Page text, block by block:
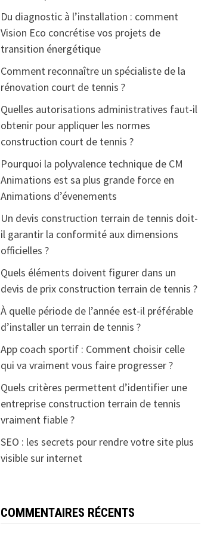
Du diagnostic à l’installation : comment
Vision Eco concrétise vos projets de
transition énergétique
Comment reconnaître un spécialiste de la
rénovation court de tennis ?
Quelles autorisations administratives faut-il
obtenir pour appliquer les normes
construction court de tennis ?
Pourquoi la polyvalence technique de CM
Animations est sa plus grande force en
Animations d’évenements
Un devis construction terrain de tennis doit-
il garantir la conformité aux dimensions
officielles ?
Quels éléments doivent figurer dans un
devis de prix construction terrain de tennis ?
À quelle période de l’année est-il préférable
d’installer un terrain de tennis ?
App coach sportif : Comment choisir celle
qui va vraiment vous faire progresser ?
Quels critères permettent d’identifier une
entreprise construction terrain de tennis
vraiment fiable ?
SEO : les secrets pour rendre votre site plus
visible sur internet
COMMENTAIRES RÉCENTS